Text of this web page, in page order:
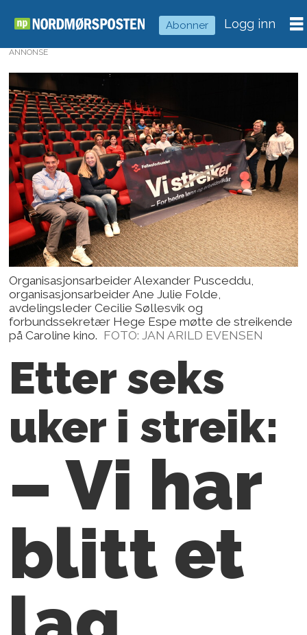
Abonner Logg inn
ANNONSE
Organisasjonsarbeider Alexander Pusceddu,
organisasjonsarbeider Ane Julie Folde,
avdelingsleder Cecilie Søllesvik og
forbundssekretær Hege Espe møtte de streikende
på Caroline kino. FOTO: JAN ARILD EVENSEN
Etter seks
uker i streik:
– Vi har
blitt et